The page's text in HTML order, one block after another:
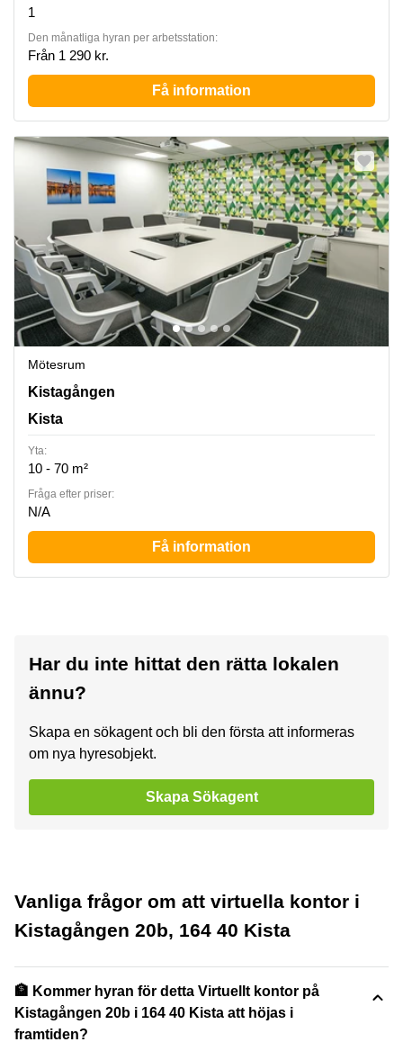
1
Den månatliga hyran per arbetsstation:
Från 1 290 kr.
Få information
Mötesrum
Kistagången 20b, Kista
Kistagången
Kista
Yta:
10 - 70 m²
Fråga efter priser:
N/A
Få information
Har du inte hittat den rätta lokalen
ännu?
Skapa en sökagent och bli den första att informeras
om nya hyresobjekt.
Skapa Sökagent
Vanliga frågor om att virtuella kontor i
Kistagången 20b, 164 40 Kista
🏦 Kommer hyran för detta Virtuellt kontor på
Kistagången 20b i 164 40 Kista att höjas i
framtiden?